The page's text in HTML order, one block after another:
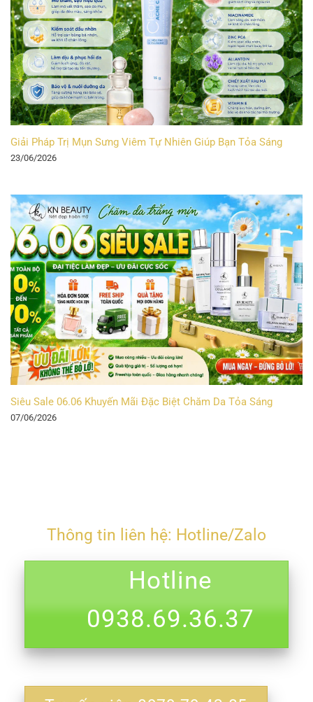
Giải Pháp Trị Mụn Sưng Viêm Tự Nhiên Giúp Bạn Tỏa Sáng
23/06/2026
Siêu Sale 06.06 Khuyến Mãi Đặc Biệt Chăm Da Tỏa Sáng
07/06/2026
Thông tin liên hệ: Hotline/Zalo
Hotline
0938.69.36.37